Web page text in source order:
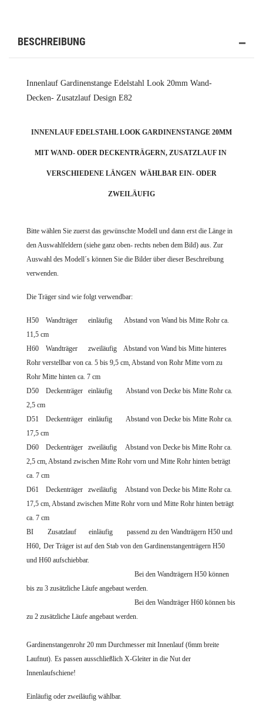
BESCHREIBUNG
Innenlauf Gardinenstange Edelstahl Look 20mm Wand-
Decken- Zusatzlauf Design E82
INNENLAUF EDELSTAHL LOOK GARDINENSTANGE 20MM
MIT WAND- ODER DECKENTRÄGERN, ZUSATZLAUF IN
VERSCHIEDENE LÄNGEN WÄHLBAR EIN- ODER
ZWEILÄUFIG
Bitte wählen Sie zuerst das gewünschte Modell und dann erst die Länge in
den Auswahlfeldern (siehe ganz oben- rechts neben dem Bild) aus. Zur
Auswahl des Modell´s können Sie die Bilder über dieser Beschreibung
verwenden.
Die Träger sind wie folgt verwendbar:
H50 Wandträger einläufig Abstand von Wand bis Mitte Rohr ca.
11,5 cm
H60 Wandträger zweiläufig Abstand von Wand bis Mitte hinteres
Rohr verstellbar von ca. 5 bis 9,5 cm, Abstand von Rohr Mitte vorn zu
Rohr Mitte hinten ca. 7 cm
D50 Deckenträger einläufig Abstand von Decke bis Mitte Rohr ca.
2,5 cm
D51 Deckenträger einläufig Abstand von Decke bis Mitte Rohr ca.
17,5 cm
D60 Deckenträger zweiläufig Abstand von Decke bis Mitte Rohr ca.
2,5 cm, Abstand zwischen Mitte Rohr vorn und Mitte Rohr hinten beträgt
ca. 7 cm
D61 Deckenträger zweiläufig Abstand von Decke bis Mitte Rohr ca.
17,5 cm, Abstand zwischen Mitte Rohr vorn und Mitte Rohr hinten beträgt
ca. 7 cm
BI Zusatzlauf einläufig passend zu den Wandträgern H50 und
H60 Der Träger ist auf den Stab von den Gardinenstangenträgern H50
und H60 aufschiebbar.
Bei den Wandträgern H50 können
bis zu 3 zusätzliche Läufe angebaut werden.
Bei den Wandträger H60 können bis
zu 2 zusätzliche Läufe angebaut werden.
Gardinenstangenrohr 20 mm Durchmesser mit Innenlauf (6mm breite
Laufnut). Es passen ausschließlich X-Gleiter in die Nut der
Innenlaufschiene!
Einläufig oder zweiläufig wählbar.